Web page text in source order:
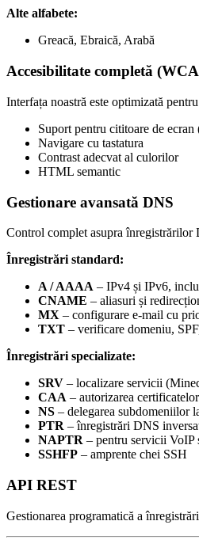
Alte alfabete:
Greacă, Ebraică, Arabă
Accesibilitate completă
Interfața noastră este optimizată
Suport pentru cititoare de
Navigare cu tastatura
Contrast adecvat al culorilor
HTML semantic
Gestionare avansată DNS
Control complet asupra
Înregistrări standard:
A / AAAA – IPv4 și IPv6,
CNAME – aliasuri și
MX – configurare e-mail cu
TXT – verificare domeniu,
Înregistrări specializate:
SRV – localizare servicii
CAA – autorizarea
NS – delegarea subdomeniilor
PTR – înregistrări DNS
NAPTR – pentru servicii VoIP
SSHFP – amprente chei SSH
API REST
Gestionarea programatică a